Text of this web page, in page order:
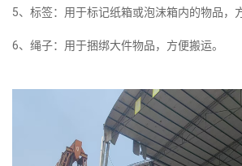
5、标签：用于标记纸箱或泡沫箱内的物品，
6、绳子：用于捆绑大件物品，方便搬运。